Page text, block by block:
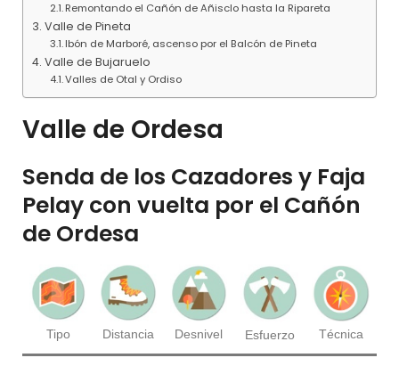
Remontando el Cañón de Añisclo hasta la Ripareta
Valle de Pineta
Ibón de Marboré, ascenso por el Balcón de Pineta
Valle de Bujaruelo
Valles de Otal y Ordiso
Valle de Ordesa
Senda de los Cazadores y Faja
Pelay con vuelta por el Cañón
de Ordesa
Tipo Distancia Desnivel Esfuerzo Técnica